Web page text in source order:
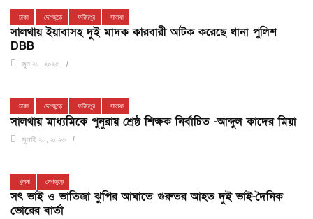
ঢাকা দেশজুড়ে ফরিদপুর সালথা
সালথায় ইয়াবাসহ দুই মাদক কারবারী আটক করেছে থানা পুলিশ
DBB
জুন ২৮, ২০২৫
ঢাকা দেশজুড়ে ফরিদপুর সালথা
সালথায় মাধ্যমিকে পুনুরায় শ্রেষ্ঠ শিক্ষক নির্বাচিত -আব্দুল কা‌দের মিয়া
জুলাই ২০, ২০২৩
খুলনা দেশজুড়ে
সৎ ভাই ও ভাতিজা ঝুপির আঘাতে গুরুতর আহত দুই ভাই-দৈনিক
ভোরের বার্তা